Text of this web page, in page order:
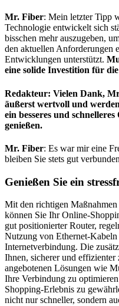
Mr. Fiber: Mein letzter Tipp
Technologie entwickelt sich
bisschen mehr auszugeben,
den aktuellen Anforderungen
Entwicklungen unterstützt.
eine solide Investition für
Redakteur: Vielen Dank,
äußerst wertvoll und
ein besseres und
genießen.
Mr. Fiber: Es war mir eine
bleiben Sie stets gut
Genießen Sie ein
Mit den richtigen Maßnahmen
können Sie Ihr Online-
gut positionierter Router,
Nutzung von Ethernet-
Internetverbindung. Die
Ihnen, sicherer und
angebotenen Lösungen wie
Ihre Verbindung zu
Shopping-Erlebnis zu
nicht nur schneller, sondern